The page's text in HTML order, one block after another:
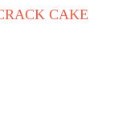
CAKE